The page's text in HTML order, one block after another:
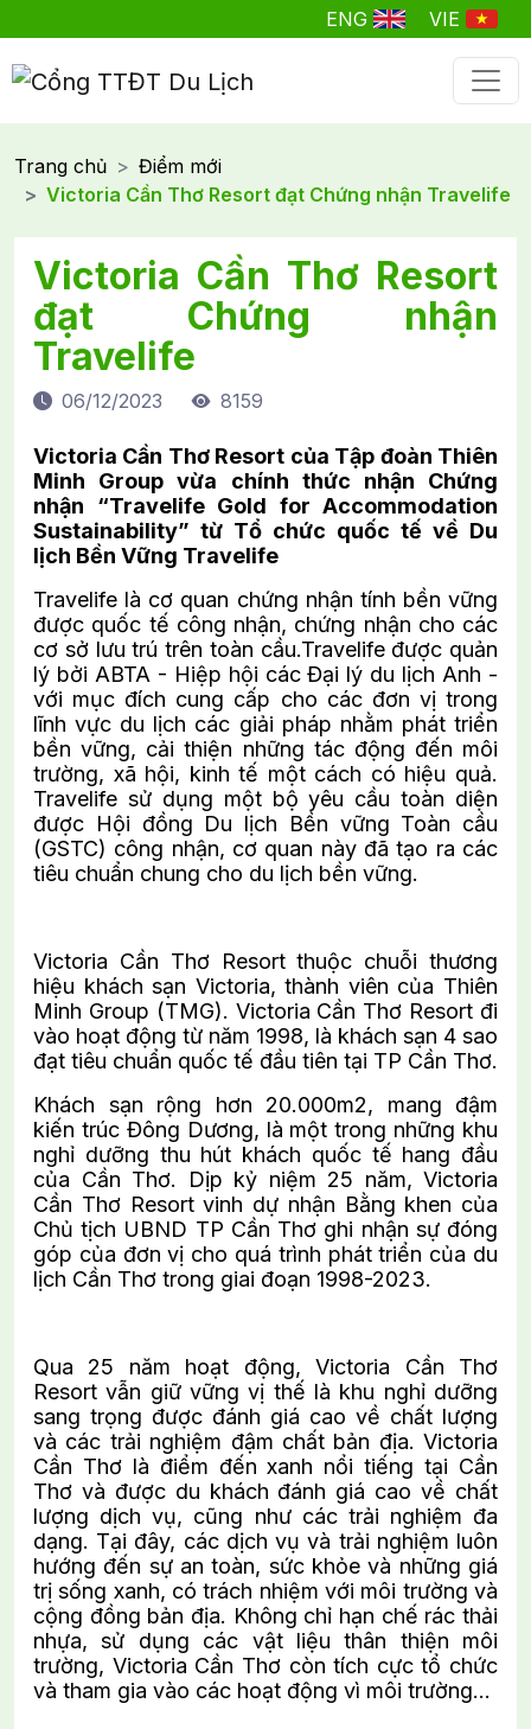
ENG VIE
Trang chủ
Điểm mới
Victoria Cần Thơ Resort đạt Chứng nhận Travelife
Victoria Cần Thơ Resort
đạt Chứng nhận
Travelife
06/12/2023 8159
Victoria Cần Thơ Resort của Tập đoàn Thiên
Minh Group vừa chính thức nhận Chứng
nhận “Travelife Gold for Accommodation
Sustainability” từ Tổ chức quốc tế về Du
lịch Bền Vững Travelife
Travelife là cơ quan chứng nhận tính bền vững
được quốc tế công nhận, chứng nhận cho các
cơ sở lưu trú trên toàn cầu.Travelife được quản
lý bởi ABTA - Hiệp hội các Đại lý du lịch Anh -
với mục đích cung cấp cho các đơn vị trong
lĩnh vực du lịch các giải pháp nhằm phát triển
bền vững, cải thiện những tác động đến môi
trường, xã hội, kinh tế một cách có hiệu quả.
Travelife sử dụng một bộ yêu cầu toàn diện
được Hội đồng Du lịch Bền vững Toàn cầu
(GSTC) công nhận, cơ quan này đã tạo ra các
tiêu chuẩn chung cho du lịch bền vững.
Victoria Cần Thơ Resort thuộc chuỗi thương
hiệu khách sạn Victoria, thành viên của Thiên
Minh Group (TMG). Victoria Cần Thơ Resort đi
vào hoạt động từ năm 1998, là khách sạn 4 sao
đạt tiêu chuẩn quốc tế đầu tiên tại TP Cần Thơ.
Khách sạn rộng hơn 20.000m2, mang đậm
kiến trúc Đông Dương, là một trong những khu
nghỉ dưỡng thu hút khách quốc tế hang đầu
của Cần Thơ. Dịp kỷ niệm 25 năm, Victoria
Cần Thơ Resort vinh dự nhận Bằng khen của
Chủ tịch UBND TP Cần Thơ ghi nhận sự đóng
góp của đơn vị cho quá trình phát triển của du
lịch Cần Thơ trong giai đoạn 1998-2023.
Qua 25 năm hoạt động, Victoria Cần Thơ
Resort vẫn giữ vững vị thế là khu nghỉ dưỡng
sang trọng được đánh giá cao về chất lượng
và các trải nghiệm đậm chất bản địa. Victoria
Cần Thơ là điểm đến xanh nổi tiếng tại Cần
Thơ và được du khách đánh giá cao về chất
lượng dịch vụ, cũng như các trải nghiệm đa
dạng. Tại đây, các dịch vụ và trải nghiệm luôn
hướng đến sự an toàn, sức khỏe và những giá
trị sống xanh, có trách nhiệm với môi trường và
cộng đồng bản địa. Không chỉ hạn chế rác thải
nhựa, sử dụng các vật liệu thân thiện môi
trường, Victoria Cần Thơ còn tích cực tổ chức
và tham gia vào các hoạt động vì môi trường…